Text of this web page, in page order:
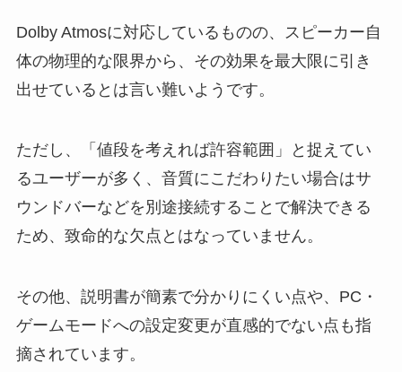
Dolby Atmosに対応しているものの、スピーカー自
体の物理的な限界から、その効果を最大限に引き
出せているとは言い難いようです。
ただし、「値段を考えれば許容範囲」と捉えてい
るユーザーが多く、音質にこだわりたい場合はサ
ウンドバーなどを別途接続することで解決できる
ため、致命的な欠点とはなっていません。
その他、説明書が簡素で分かりにくい点や、PC・
ゲームモードへの設定変更が直感的でない点も指
摘されています。